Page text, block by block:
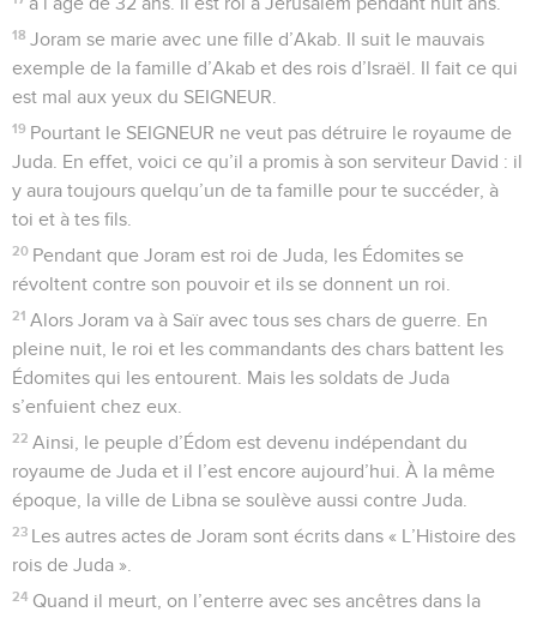
18 Joram se marie avec une fille d’Akab. Il suit le mauvais
exemple de la famille d’Akab et des rois d’Israël. Il fait ce qui
est mal aux yeux du SEIGNEUR.
19 Pourtant le SEIGNEUR ne veut pas détruire le royaume de
Juda. En effet, voici ce qu’il a promis à son serviteur David : il
y aura toujours quelqu’un de ta famille pour te succéder, à
toi et à tes fils.
20 Pendant que Joram est roi de Juda, les Édomites se
révoltent contre son pouvoir et ils se donnent un roi.
21 Alors Joram va à Saïr avec tous ses chars de guerre. En
pleine nuit, le roi et les commandants des chars battent les
Édomites qui les entourent. Mais les soldats de Juda
s’enfuient chez eux.
22 Ainsi, le peuple d’Édom est devenu indépendant du
royaume de Juda et il l’est encore aujourd’hui. À la même
époque, la ville de Libna se soulève aussi contre Juda.
23 Les autres actes de Joram sont écrits dans « L’Histoire des
rois de Juda ».
24 Quand il meurt, on l’enterre avec ses ancêtres dans la